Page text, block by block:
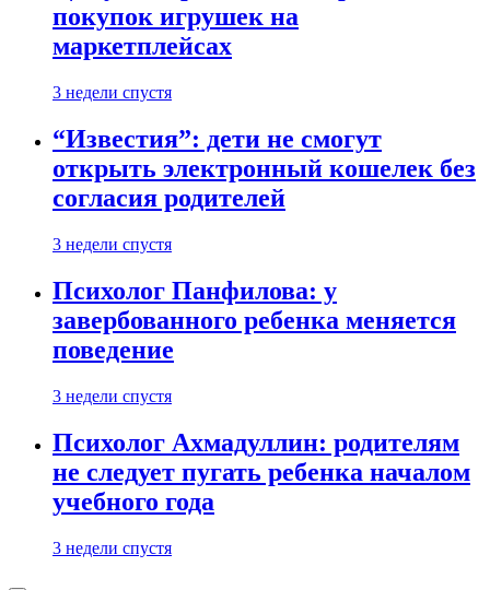
покупок игрушек на
маркетплейсах
3 недели спустя
“Известия”: дети не смогут
открыть электронный кошелек без
согласия родителей
3 недели спустя
Психолог Панфилова: у
завербованного ребенка меняется
поведение
3 недели спустя
Психолог Ахмадуллин: родителям
не следует пугать ребенка началом
учебного года
3 недели спустя